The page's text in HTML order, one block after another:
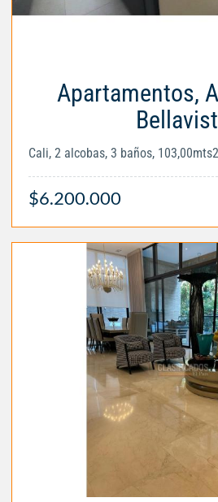
Apartamentos,
Cali, 2 alcobas, 3 baños, 103,00mts2
$6.200.000